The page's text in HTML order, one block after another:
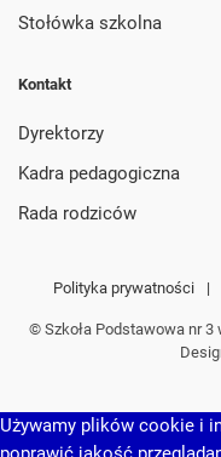
Stołówka szkolna
Kontakt
Dyrektorzy
Kadra pedagogiczna
Rada rodziców
Polityka prywatności |
© Szkoła Podstawowa nr 3
Używamy plików cookie i